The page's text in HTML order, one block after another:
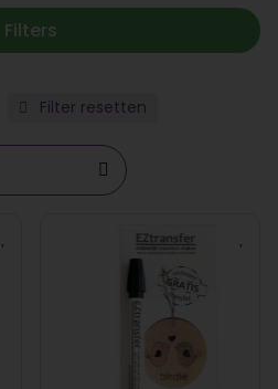
Filters
Filter resetten